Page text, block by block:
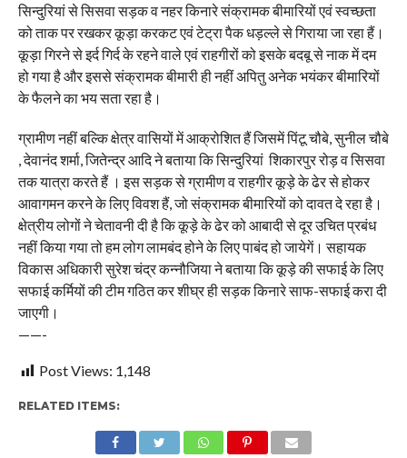
सिन्दुरियां से सिसवा सड़क व नहर किनारे संक्रामक बीमारियों एवं स्वच्छता
को ताक पर रखकर कूड़ा करकट एवं टेट्रा पैक धड़ल्ले से गिराया जा रहा हैं।
कूड़ा गिरने से इर्द गिर्द के रहने वाले एवं राहगीरों को इसके बदबू से नाक में दम
हो गया है और इससे संक्रामक बीमारी ही नहीं अपितु अनेक भयंकर बीमारियों
के फैलने का भय सता रहा है।
ग्रामीण नहीं बल्कि क्षेत्र वासियों में आक्रोशित हैं जिसमें पिंटू चौबे, सुनील चौबे
, देवानंद शर्मा, जितेन्द्र आदि ने बताया कि सिन्दुरियां शिकारपुर रोड़ व सिसवा
तक यात्रा करते हैं । इस सड़क से ग्रामीण व राहगीर कूड़े के ढेर से होकर
आवागमन करने के लिए विवश हैं, जो संक्रामक बीमारियों को दावत दे रहा है।
क्षेत्रीय लोगों ने चेतावनी दी है कि कूड़े के ढेर को आबादी से दूर उचित प्रबंध
नहीं किया गया तो हम लोग लामबंद होने के लिए पाबंद हो जायेगें। सहायक
विकास अधिकारी सुरेश चंद्र कन्नौजिया ने बताया कि कूड़े की सफाई के लिए
सफाई कर्मियों की टीम गठित कर शीघ्र ही सड़क किनारे साफ-सफाई करा दी
जाएगी।
——-
Post Views: 1,148
RELATED ITEMS: